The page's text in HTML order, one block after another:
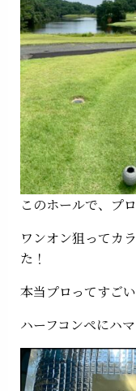
このホールで、プ
ワンオン狙ってカ
た！
本当プロってすごい
ハーフコンペにハ